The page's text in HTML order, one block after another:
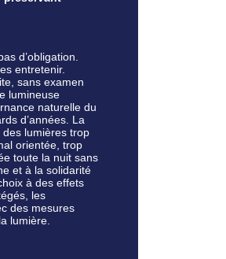
d’obligation.
entretenir.
sans examen
lumineuse
naturelle du
d’années. La
lumières trop
orientée, trop
toute la nuit sans
et à la solidarité
à des effets
les
des mesures
lumière.